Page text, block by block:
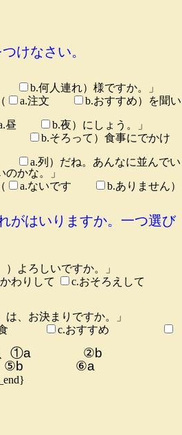
けなさい。
b.何人連れ）様ですか。」
a.注文
b.おすすめ）を聞い
昼
b.夜）にしょう。」
で
b.そろって）食事にでかけ
a.列）だね。あんなに並んでい
かな。」
a.ないです
b.ありません）
はいりますか。一つ選び
よろしいですか。」
わりして
c.おそろえして
、お決まりですか。」
食
c.おすすめ
①a ②b
b ⑥a